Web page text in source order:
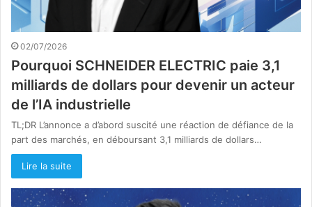
02/07/2026
Pourquoi SCHNEIDER ELECTRIC paie 3,1
milliards de dollars pour devenir un acteur
de l’IA industrielle
TL;DR L’annonce a d’abord suscité une réaction de défiance de la
part des marchés, en déboursant 3,1 milliards de dollars…
Lire la suite